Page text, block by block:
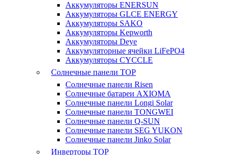
Аккумуляторы ENERSUN
Аккумуляторы GLCE ENERGY
Аккумуляторы SAKO
Аккумуляторы Kepworth
Аккумуляторы Deye
Аккумуляторные ячейки LiFePO4
Аккумуляторы CYCCLE
Солнечные панели TOP
Солнечные панели Risen
Солнечные батареи AXIOMA
Солнечные панели Longi Solar
Солнечные панели TONGWEI
Солнечные панели Q-SUN
Солнечные панели SEG YUKON
Солнечные панели Jinko Solar
Инверторы TOP